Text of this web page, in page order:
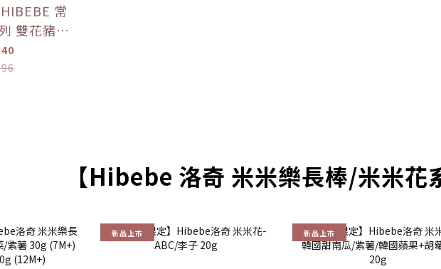
常
雙花豬肉
/栗子牛肉
四包入/組)
【Hibebe 洛奇 米米樂長棒/米米花
新品上市 新品上市